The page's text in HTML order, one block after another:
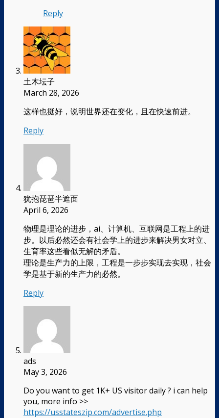
Reply
土木坛子
March 28, 2026
这样也挺好，说明世界还在变化，且在快速前进。
Reply
犹抱琵琶半遮面
April 6, 2026
物理是理论的进步，ai、计算机、互联网是工程上的进
步。以后必然还会有社会学上的进步来解决男女对立、
生育率这些看似无解的矛盾。
理论是生产力的上限，工程是一步步实现去实现，社会
学是基于新的生产力的必然。
Reply
ads
May 3, 2026
Do you want to get 1K+ US visitor daily ? i can help
you, more info >>
https://usstateszip.com/advertise.php